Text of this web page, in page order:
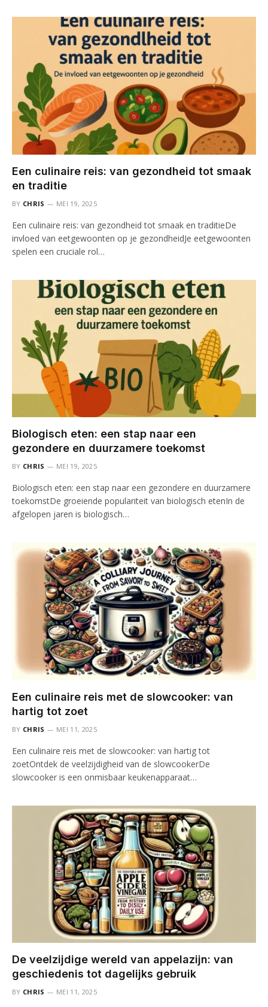
Een culinaire reis: van gezondheid tot smaak
en traditie
BY CHRIS MEI 19, 2025
Een culinaire reis: van gezondheid tot smaak en traditieDe
invloed van eetgewoonten op je gezondheidJe eetgewoonten
spelen een cruciale rol…
Biologisch eten: een stap naar een
gezondere en duurzamere toekomst
BY CHRIS MEI 19, 2025
Biologisch eten: een stap naar een gezondere en duurzamere
toekomstDe groeiende populariteit van biologisch etenIn de
afgelopen jaren is biologisch…
Een culinaire reis met de slowcooker: van
hartig tot zoet
BY CHRIS MEI 11, 2025
Een culinaire reis met de slowcooker: van hartig tot
zoetOntdek de veelzijdigheid van de slowcookerDe
slowcooker is een onmisbaar keukenapparaat…
De veelzijdige wereld van appelazijn: van
geschiedenis tot dagelijks gebruik
BY CHRIS MEI 11, 2025